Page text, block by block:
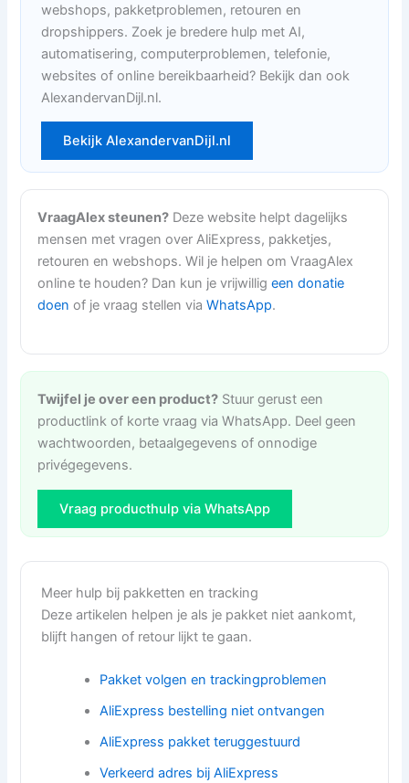
webshops, pakketproblemen, retouren en
dropshippers. Zoek je bredere hulp met AI,
automatisering, computerproblemen, telefonie,
websites of online bereikbaarheid? Bekijk dan ook
AlexandervanDijl.nl.
Bekijk AlexandervanDijl.nl
VraagAlex steunen? Deze website helpt dagelijks
mensen met vragen over AliExpress, pakketjes,
retouren en webshops. Wil je helpen om VraagAlex
online te houden? Dan kun je vrijwilligeen donatie
doen of je vraag stellen viaWhatsApp.
Twijfel je over een product? Stuur gerust een
productlink of korte vraag via WhatsApp. Deel geen
wachtwoorden, betaalgegevens of onnodige
privégegevens.
Vraag producthulp via WhatsApp
Meer hulp bij pakketten en tracking
Deze artikelen helpen je als je pakket niet aankomt,
blijft hangen of retour lijkt te gaan.
Pakket volgen en trackingproblemen
AliExpress bestelling niet ontvangen
AliExpress pakket teruggestuurd
Verkeerd adres bij AliExpress